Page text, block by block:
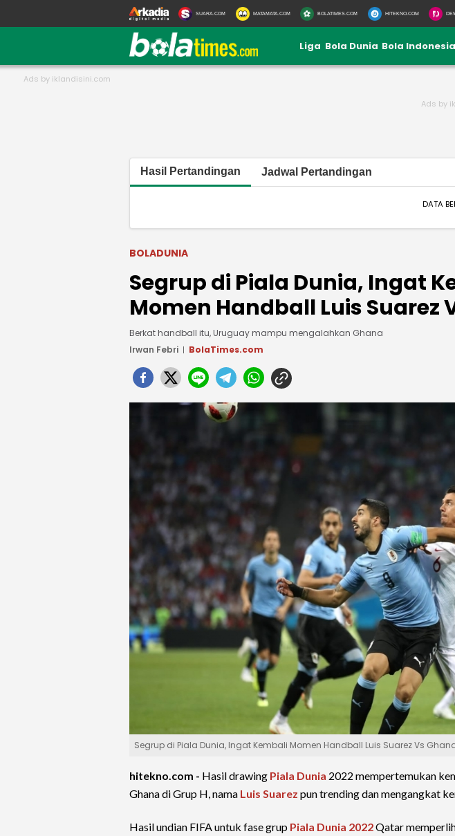
SUARA.COM MATAMATA.COM BOLATIMES.COM HITEKNO.COM
Liga Bola Dunia Bola Indonesia
Hasil Pertandingan Jadwal Pertandingan
DATA
BOLADUNIA
Segrup di Piala Dunia, Ingat
Momen Handball Luis Suarez
Berkat handball itu, Uruguay mampu mengalahkan Ghana
Irwan Febri
BolaTimes.com
Segrup di Piala Dunia, Ingat Kembali Momen Handball Luis Suarez Vs
hitekno.com - Hasil drawing Piala Dunia 2022 mempertemukan
Ghana di Grup H, nama Luis Suarez pun trending dan mengangkat
Hasil undian FIFA untuk fase grup Piala Dunia 2022Qatar